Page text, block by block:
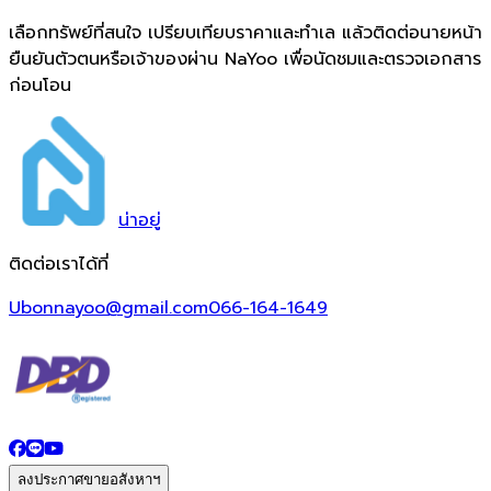
เลือกทรัพย์ที่สนใจ เปรียบเทียบราคาและทำเล แล้วติดต่อนายหน้า
ยืนยันตัวตนหรือเจ้าของผ่าน NaYoo เพื่อนัดชมและตรวจเอกสาร
ก่อนโอน
น่าอยู่
ติดต่อเราได้ที่
Ubonnayoo@gmail.com066-164-1649
ลงประกาศขายอสังหาฯ